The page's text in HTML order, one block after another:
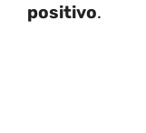
positivo.